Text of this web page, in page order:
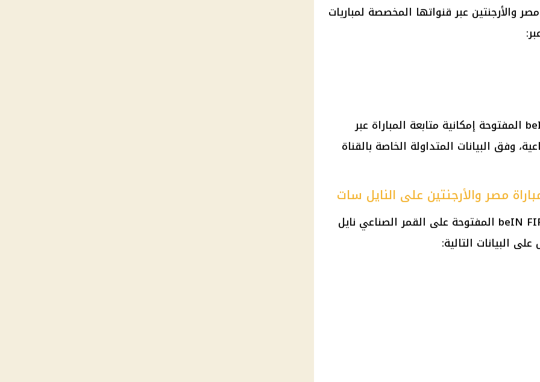
والأرجنتين عبر قنواتها المخصصة لمباريات
كما تتيح قناة beIN FIFA World Cup المفتوحة إمكانية متابعة المباراة عبر
وفق البيانات المتداولة الخاصة بالقناة
مصر والأرجنتين على النايل سات
يمكن استقبال قناة beIN FIFA World Cup المفتوحة على القمر الصناعي نايل
البيانات التالية: